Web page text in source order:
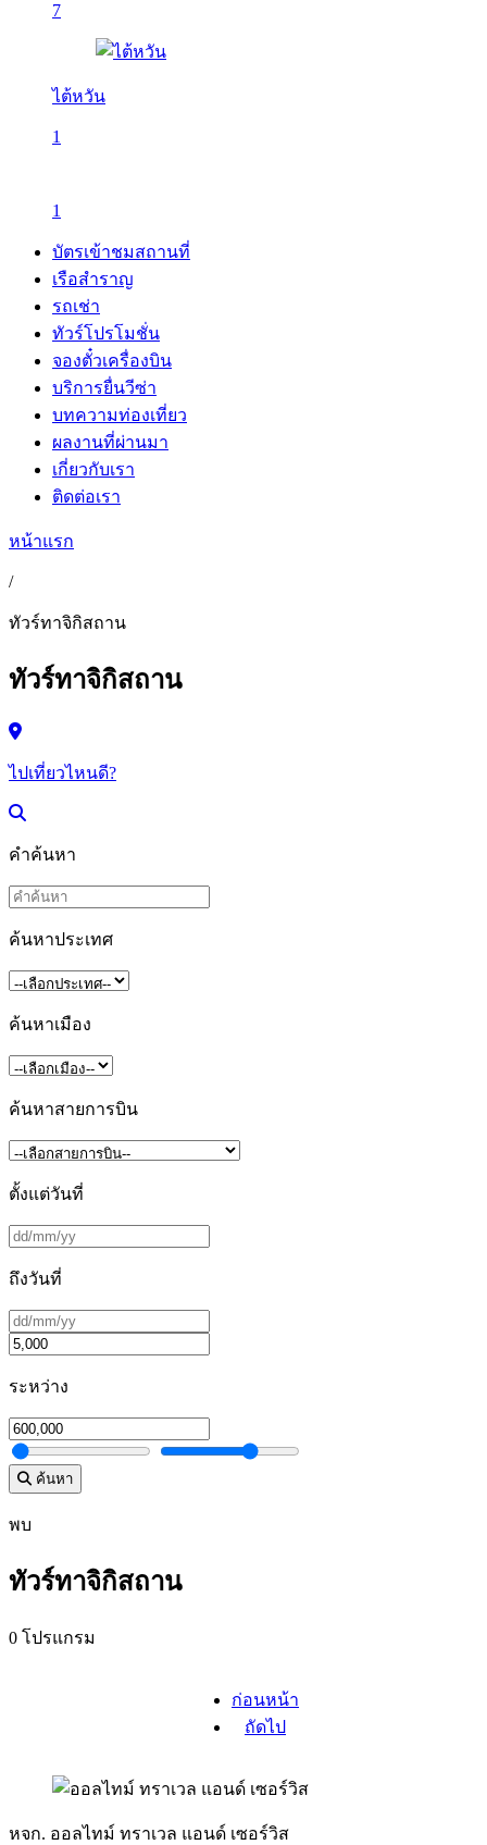
7
ไต้หวัน
1
1
บัตรเข้าชมสถานที่
เรือสำราญ
รถเช่า
ทัวร์โปรโมชั่น
จองตั๋วเครื่องบิน
บริการยื่นวีซ่า
บทความท่องเที่ยว
ผลงานที่ผ่านมา
เกี่ยวกับเรา
ติดต่อเรา
หน้าแรก
/
ทัวร์ทาจิกิสถาน
ทัวร์ทาจิกิสถาน
ไปเที่ยวไหนดี?
คำค้นหา
ค้นหาประเทศ
ค้นหาเมือง
ค้นหาสายการบิน
ตั้งแต่วันที่
ถึงวันที่
ระหว่าง
ค้นหา
พบ
ทัวร์ทาจิกิสถาน
0 โปรแกรม
ก่อนหน้า
ถัดไป
หจก. ออลไทม์ ทราเวล แอนด์ เซอร์วิส